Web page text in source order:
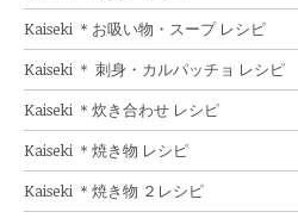
Kaiseki ＊お吸い物・スープ レシピ
Kaiseki ＊ 刺身・カルパッチョ レシピ
Kaiseki ＊炊き合わせ レシピ
Kaiseki ＊焼き物 レシピ
Kaiseki ＊焼き物 ２レシピ